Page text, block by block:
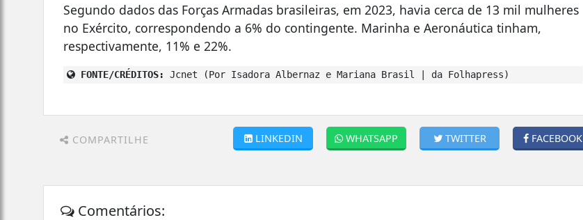
Segundo dados das Forças Armadas brasileiras, em 2023, havia cerca de 13 mil mulheres
no Exército, correspondendo a 6% do contingente. Marinha e Aeronáutica tinham,
respectivamente, 11% e 22%.
FONTE/CRÉDITOS: Jcnet (Por Isadora Albernaz e Mariana Brasil | da Folhapress)
COMPARTILHE FACEBOOK
TWITTER
WHATSAPP
LINKEDIN
Comentários: